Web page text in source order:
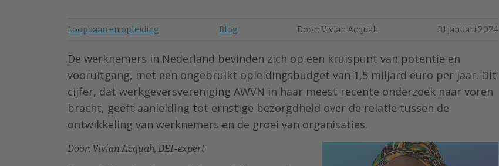
Loopbaan en opleiding Blog Door: Vivian Acquah 31 januari 2024
De werknemers in Nederland bevinden zich op een kruispunt van potentie en
vooruitgang, met een ongebruikt opleidingsbudget van 1,5 miljard euro per jaar. Dit
cijfer, dat werkgeversvereniging AWVN in haar meest recente onderzoek naar voren
bracht, geeft aanleiding tot ernstige bezorgdheid over de relatie tussen de
ontwikkeling van werknemers en de groei van organisaties.
Door: Vivian Acquah, DEI-expert